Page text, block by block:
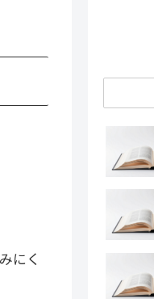
にく